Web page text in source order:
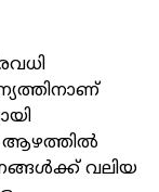
ആഴത്തില്‍
വലിയ